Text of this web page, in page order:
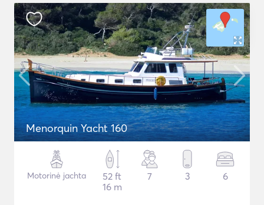
Menorquin Yacht 160
Motorinė jachta
52 ft
16 m
7 3 6